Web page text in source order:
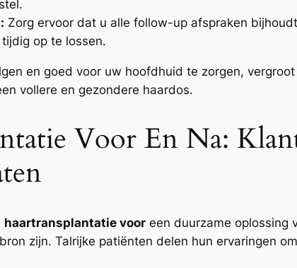
Zorg ervoor dat u alle follow-up afspraken
op te lossen.
en goed voor uw hoofdhuid te zorgen,
vollere en gezondere haardos.
Voor En Na:
haartransplantatie voor een duurzame oplossing
zijn. Talrijke patiënten delen hun ervaringen